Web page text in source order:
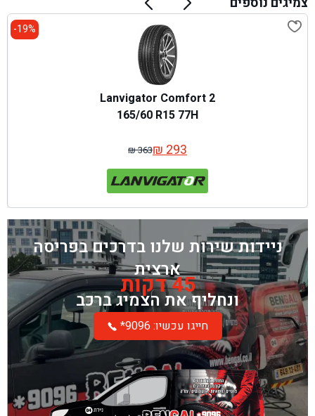
19%-
Lanvigator Comfort 2
165/60 R15 77H
₪363
המחיר
המקורי
היה:
₪ 363.
₪293 המחיר
הנוכחי
הוא:
₪ 293.
ניידות שירות שלנו בדרכים בפריסה
ארצית
45 דקות
ונחליף את הצמיג ברכב
*חייגו עכשיו: 9096